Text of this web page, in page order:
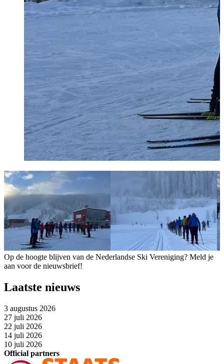
Op de hoogte blijven van de Nederlandse Ski Vereniging? Meld je
aan voor de nieuwsbrief!
Laatste nieuws
3 augustus 2026
27 juli 2026
22 juli 2026
14 juli 2026
10 juli 2026
Official partners